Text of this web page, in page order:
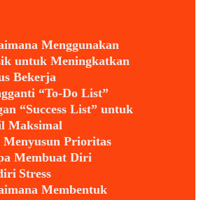
Menggunakan
untuk Meningkatkan
Bekerja
“To-Do List”
“Success List” untuk
Maksimal
Menyusun Prioritas
Membuat Diri
Stress
Membentuk